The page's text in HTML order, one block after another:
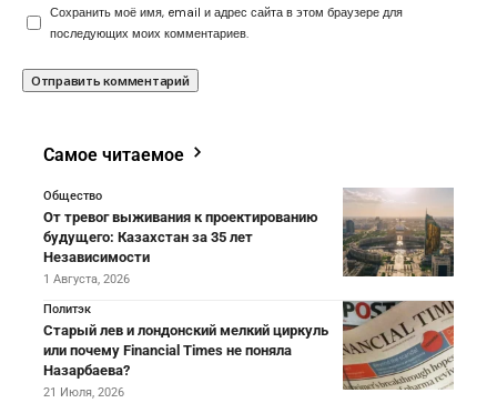
Сохранить моё имя, email и адрес сайта в этом браузере для
последующих моих комментариев.
Самое читаемое
Общество
От тревог выживания к проектированию
будущего: Казахстан за 35 лет
Независимости
1 Августа, 2026
Политэк
Старый лев и лондонский мелкий циркуль
или почему Financial Times не поняла
Назарбаева?
21 Июля, 2026